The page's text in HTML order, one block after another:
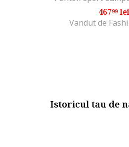
46799lei
Vandut de
Istoricul tau de